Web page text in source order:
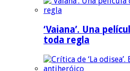
‘Vaiana’. Una
toda regla